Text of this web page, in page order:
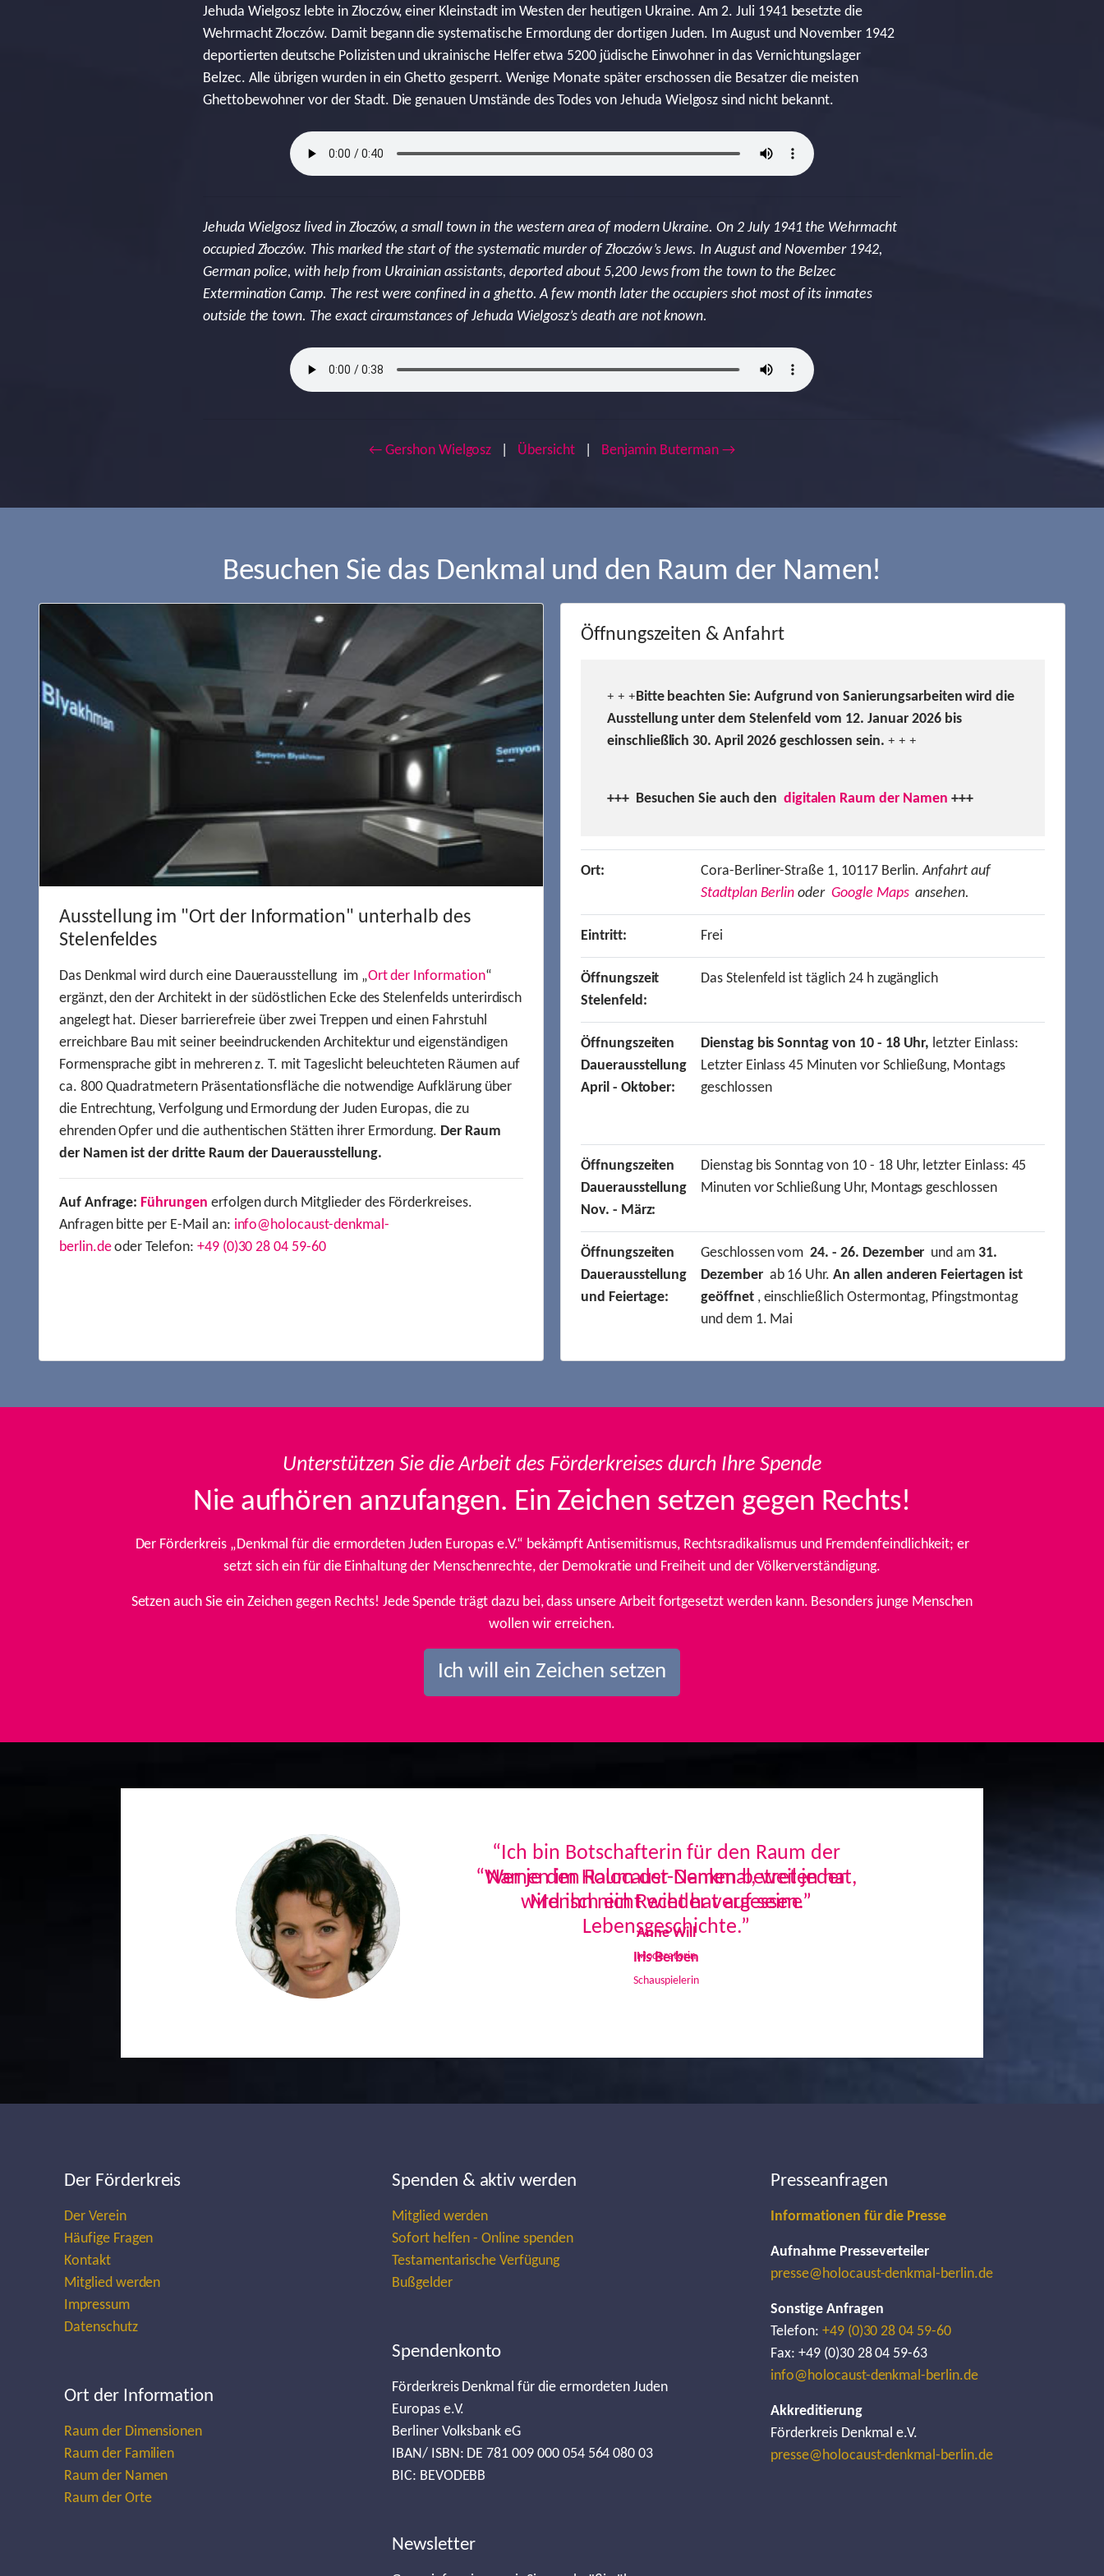
Jehuda Wielgosz lebte in Złoczów, einer Kleinstadt im Westen der heutigen Ukraine. Am 2. Juli 1941 besetzte die
Wehrmacht Złoczów. Damit begann die systematische Ermordung der dortigen Juden. Im August und November 1942
deportierten deutsche Polizisten und ukrainische Helfer etwa 5200 jüdische Einwohner in das Vernichtungslager
Belzec. Alle übrigen wurden in ein Ghetto gesperrt. Wenige Monate später erschossen die Besatzer die meisten
Ghettobewohner vor der Stadt. Die genauen Umstände des Todes von Jehuda Wielgosz sind nicht bekannt.
Jehuda Wielgosz lived in Złoczów, a small town in the western area of modern Ukraine. On 2 July 1941 the Wehrmacht
occupied Złoczów. This marked the start of the systematic murder of Złoczów’s Jews. In August and November 1942,
German police, with help from Ukrainian assistants, deported about 5,200 Jews from the town to the Belzec
Extermination Camp. The rest were confined in a ghetto. A few month later the occupiers shot most of its inmates
outside the town. The exact circumstances of Jehuda Wielgosz’s death are not known.
← Gershon Wielgosz Übersicht Benjamin Buterman →
Besuchen Sie das Denkmal und den Raum der Namen!
Ausstellung im "Ort der Information" unterhalb des
Stelenfeldes
Das Denkmal wird durch eine Dauerausstellung im „Ort der Information“
ergänzt, den der Architekt in der südöstlichen Ecke des Stelenfelds unterirdisch
angelegt hat. Dieser barrierefreie über zwei Treppen und einen Fahrstuhl
erreichbare Bau mit seiner beeindruckenden Architektur und eigenständigen
Formensprache gibt in mehreren z. T. mit Tageslicht beleuchteten Räumen auf
ca. 800 Quadratmetern Präsentationsfläche die notwendige Aufklärung über
die Entrechtung, Verfolgung und Ermordung der Juden Europas, die zu
ehrenden Opfer und die authentischen Stätten ihrer Ermordung. Der Raum
der Namen ist der dritte Raum der Dauerausstellung.
Auf Anfrage: Führungen erfolgen durch Mitglieder des Förderkreises.
Anfragen bitte per E-Mail an: info@holocaust-denkmal-
berlin.deoder Telefon: +49 (0)30 28 04 59-60
Öffnungszeiten & Anfahrt
+ + +Bitte beachten Sie: Aufgrund von Sanierungsarbeiten wird die
Ausstellung unter dem Stelenfeld vom 12. Januar 2026 bis
einschließlich 30. April 2026 geschlossen sein. + + +
+++ Besuchen Sie auch den digitalen Raum der Namen +++
Ort: Cora-Berliner-Straße 1, 10117 Berlin.Anfahrt auf
Stadtplan Berlin oder Google Mapsansehen.
Eintritt: Frei
Öffnungszeit
Stelenfeld:
Das Stelenfeld ist täglich 24 h zugänglich
Öffnungszeiten
Dauerausstellung
April - Oktober:
Dienstag bis Sonntag von 10 - 18 Uhr, letzter Einlass:
Letzter Einlass 45 Minuten vor Schließung, Montags
geschlossen
Öffnungszeiten
Dauerausstellung
Nov. - März:
Dienstag bis Sonntag von 10 - 18 Uhr, letzter Einlass: 45
Minuten vor Schließung Uhr, Montags geschlossen
Öffnungszeiten
Dauerausstellung
und Feiertage:
Geschlossen vom24. - 26. Dezember und am31.
Dezemberab 16 Uhr.An allen anderen Feiertagen ist
geöffnet, einschließlich Ostermontag, Pfingstmontag
und dem 1. Mai
Unterstützen Sie die Arbeit des Förderkreises durch Ihre Spende
Nie aufhören anzufangen. Ein Zeichen setzen gegen Rechts!
Der Förderkreis „Denkmal für die ermordeten Juden Europas e.V.“ bekämpft Antisemitismus, Rechtsradikalismus und Fremdenfeindlichkeit; er
setzt sich ein für die Einhaltung der Menschenrechte, der Demokratie und Freiheit und der Völkerverständigung.
Setzen auch Sie ein Zeichen gegen Rechts! Jede Spende trägt dazu bei, dass unsere Arbeit fortgesetzt werden kann. Besonders junge Menschen
wollen wir erreichen.
Ich will ein Zeichen setzen
“Ich bin Botschafterin für den Raum der
Namen im Holocaust-Denkmal, weil jeder
Mensch ein Recht hat auf seine
Lebensgeschichte.”
Iris Berben
Schauspielerin
Previous
Der Förderkreis
Der Verein
Häufige Fragen
Kontakt
Mitglied werden
Impressum
Datenschutz
Ort der Information
Raum der Dimensionen
Raum der Familien
Raum der Namen
Raum der Orte
Spenden & aktiv werden
Mitglied werden
Sofort helfen - Online spenden
Testamentarische Verfügung
Bußgelder
Spendenkonto
Förderkreis Denkmal für die ermordeten Juden
Europas e.V.
Berliner Volksbank eG
IBAN/ ISBN: DE 781 009 000 054 564 080 03
BIC: BEVODEBB
Newsletter
Presseanfragen
Informationen für die Presse
Aufnahme Presseverteiler
presse@holocaust-denkmal-berlin.de
Sonstige Anfragen
Telefon: +49 (0)30 28 04 59-60
Fax: +49 (0)30 28 04 59-63
info@holocaust-denkmal-berlin.de
Akkreditierung
Förderkreis Denkmal e.V.
presse@holocaust-denkmal-berlin.de